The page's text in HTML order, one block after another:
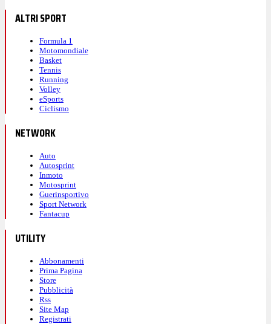
ALTRI SPORT
Formula 1
Motomondiale
Basket
Tennis
Running
Volley
eSports
Ciclismo
NETWORK
Auto
Autosprint
Inmoto
Motosprint
Guerinsportivo
Sport Network
Fantacup
UTILITY
Abbonamenti
Prima Pagina
Store
Pubblicità
Rss
Site Map
Registrati